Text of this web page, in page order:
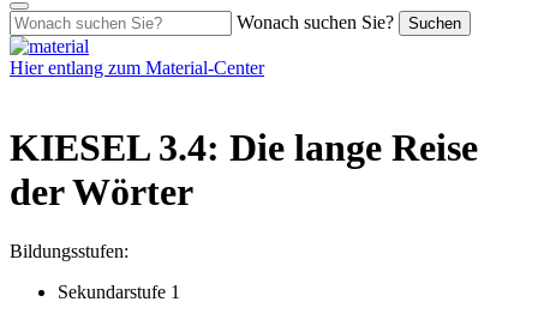
Wonach suchen Sie? Suchen
Hier entlang zum Material-Center
KIESEL 3.4: Die lange Reise
der Wörter
Bildungsstufen:
Sekundarstufe 1